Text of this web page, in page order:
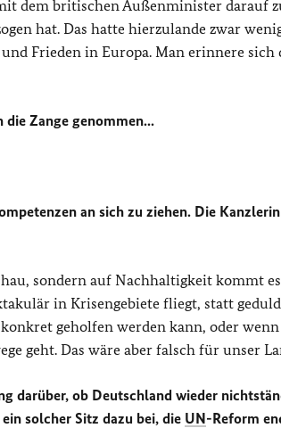
dem britischen Außenminister darauf
hat. Das hatte hierzulande zwar
Frieden in Europa. Man erinnere sich
Zange genommen...
an sich zu ziehen. Die
sondern auf Nachhaltigkeit kommt
in Krisengebiete fliegt, statt
geholfen werden kann, oder
geht. Das wäre aber falsch für unser
darüber, ob Deutschland wieder
solcher Sitz dazu bei, die UN-Reform